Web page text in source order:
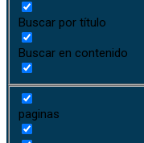
Buscar por título
Buscar en contenido
paginas